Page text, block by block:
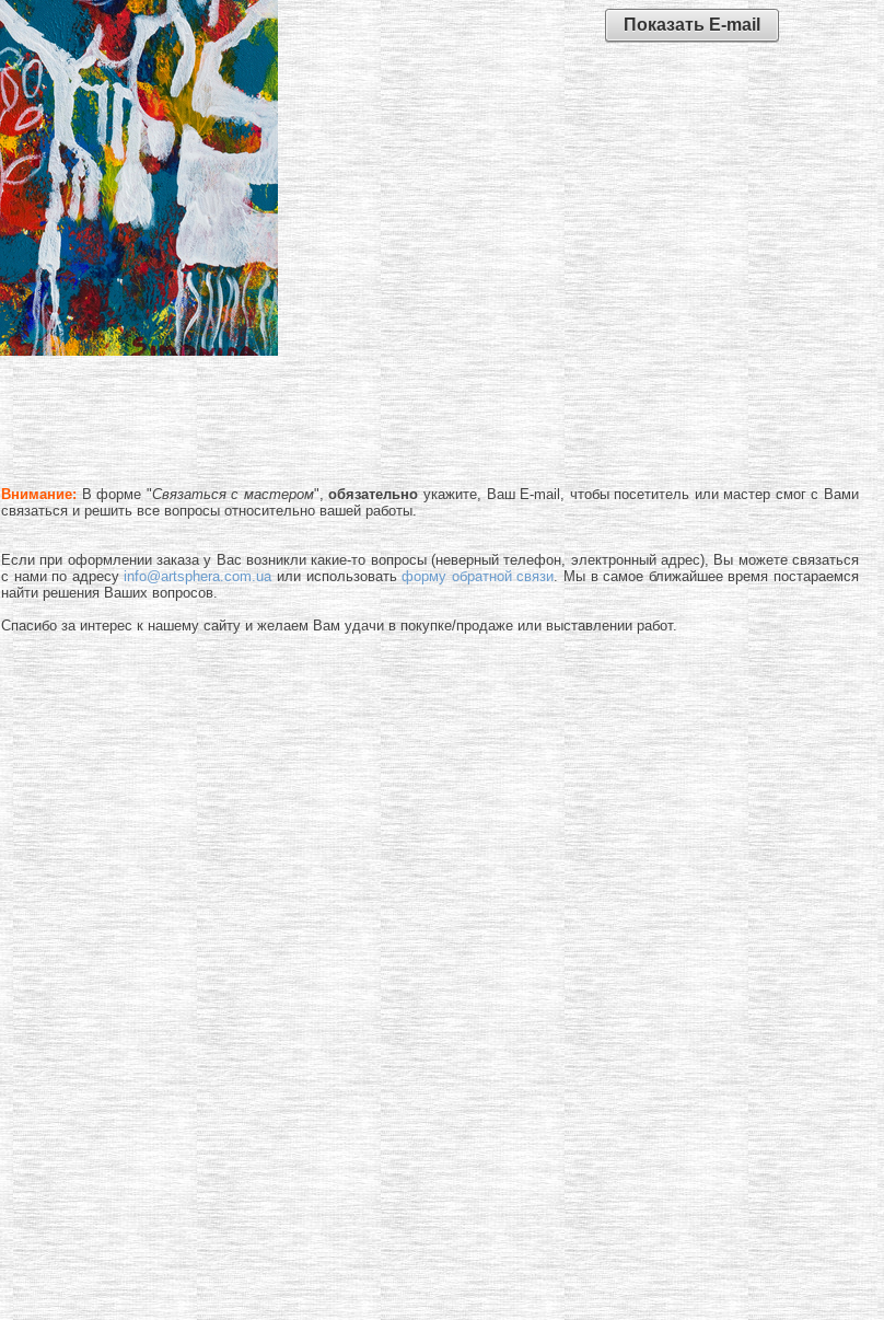
Показать E-mail
Внимание:В форме "Связаться с мастером",обязательноукажите, Ваш E-mail, чтобы посетитель или мастер смог с Вами
связаться и решить все вопросы относительно вашей работы.
Если при оформлении заказа у Вас возникли какие-то вопросы (неверный телефон, электронный адрес), Вы можете связаться
с нами по адресуinfo@artsphera.com.uaили использоватьформу обратной связи. Мы в самое ближайшее время постараемся
найти решения Ваших вопросов.
Спасибо за интерес к нашему сайту и желаем Вам удачи в покупке/продаже или выставлении работ.